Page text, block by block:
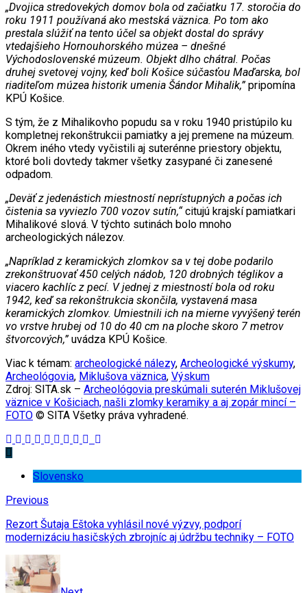
„Dvojica stredovekých domov bola od začiatku 17. storočia do
roku 1911 používaná ako mestská väznica. Po tom ako
prestala slúžiť na tento účel sa objekt dostal do správy
vtedajšieho Hornouhorského múzea – dnešné
Východoslovenské múzeum. Objekt dlho chátral. Počas
druhej svetovej vojny, keď boli Košice súčasťou Maďarska, bol
riaditeľom múzea historik umenia Šándor Mihalik,”pripomína
KPÚ Košice.
S tým, že z Mihalikovho popudu sa v roku 1940 pristúpilo ku
kompletnej rekonštrukcii pamiatky a jej premene na múzeum.
Okrem iného vtedy vyčistili aj suterénne priestory objektu,
ktoré boli dovtedy takmer všetky zasypané či zanesené
odpadom.
„Deväť z jedenástich miestností neprístupných a počas ich
čistenia sa vyviezlo 700 vozov sutín,“citujú krajskí pamiatkari
Mihalikové slová. V týchto sutinách bolo mnoho
archeologických nálezov.
„Napríklad z keramických zlomkov sa v tej dobe podarilo
zrekonštruovať 450 celých nádob, 120 drobných téglikov a
viacero kachlíc z pecí. V jednej z miestností bola od roku
1942, keď sa rekonštrukcia skončila, vystavená masa
keramických zlomkov. Umiestnili ich na mierne vyvýšený terén
vo vrstve hrubej od 10 do 40 cm na ploche skoro 7 metrov
štvorcových,”uvádza KPÚ Košice.
Viac k témam: archeologické nálezy, Archeologické výskumy,
Archeológovia, Miklušova väznica, Výskum
Zdroj: SITA.sk – Archeológovia preskúmali suterén Miklušovej
väznice v Košiciach, našli zlomky keramiky a aj zopár mincí –
FOTO © SITA Všetky práva vyhradené.
Slovensko
Previous
Rezort Šutaja Eštoka vyhlásil nové výzvy, podporí
modernizáciu hasičských zbrojníc aj údržbu techniky – FOTO